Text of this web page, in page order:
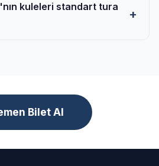
kuleleri standart tura
Bilet Al